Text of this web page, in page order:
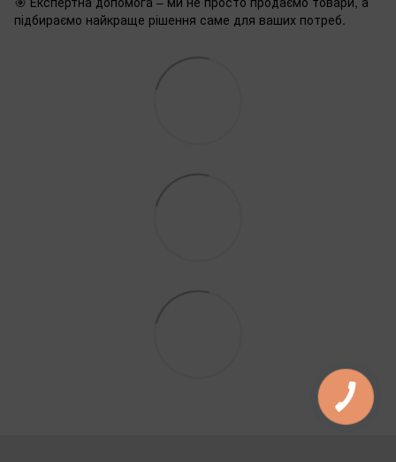
підбираємо найкраще рішення саме для ваших потреб.